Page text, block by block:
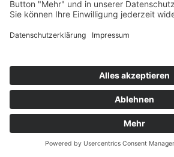
Unsere Fachanwälte für
Jetzt Fachanwalt